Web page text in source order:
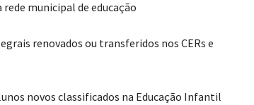
municipal de educação
renovados ou transferidos nos CERs e
novos classificados na Educação Infantil